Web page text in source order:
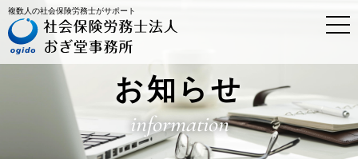
複数人の社会保険労務士がサポート
t
o
g
n
a
v
i
お知らせ
information